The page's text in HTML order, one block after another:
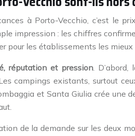
à Porto-Vecchio, c’est le
impression : les chiffres
les établissements les mieux
réputation et pression.
campings existants, surtout
et Santa Giulia crée
de la demande sur les deux